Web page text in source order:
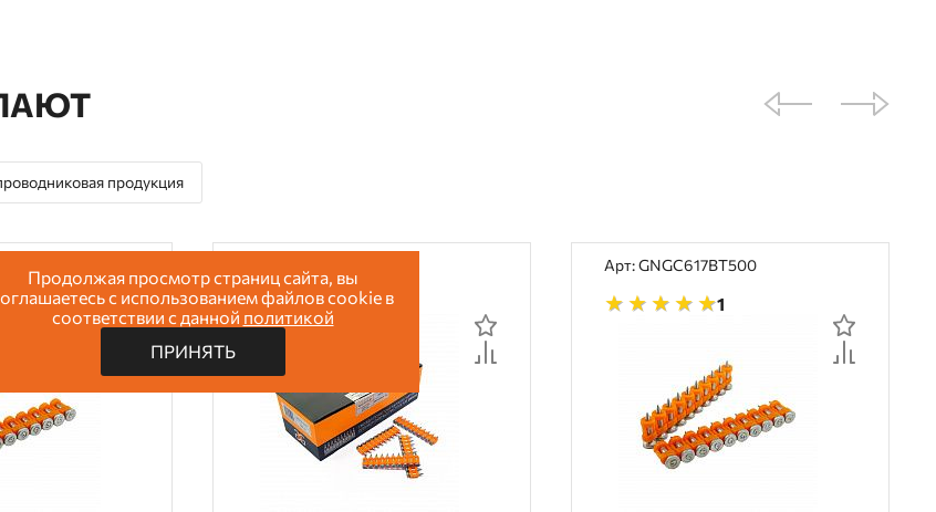
продукция
Арт: GNGC617BT500
1
Продолжая просмотр страниц сайта, вы
с использованием файлов cookie в
соответствии с данной политикой
ПРИНЯТЬ